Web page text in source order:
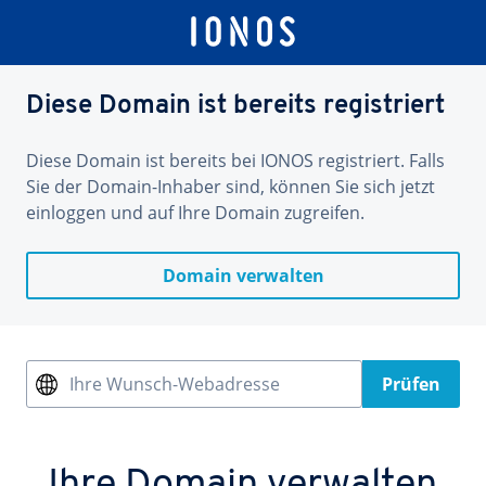
Diese Domain ist bereits registriert
Diese Domain ist bereits bei IONOS registriert. Falls
Sie der Domain-Inhaber sind, können Sie sich jetzt
einloggen und auf Ihre Domain zugreifen.
Domain verwalten
Ihre Wunsch-Webadresse Prüfen